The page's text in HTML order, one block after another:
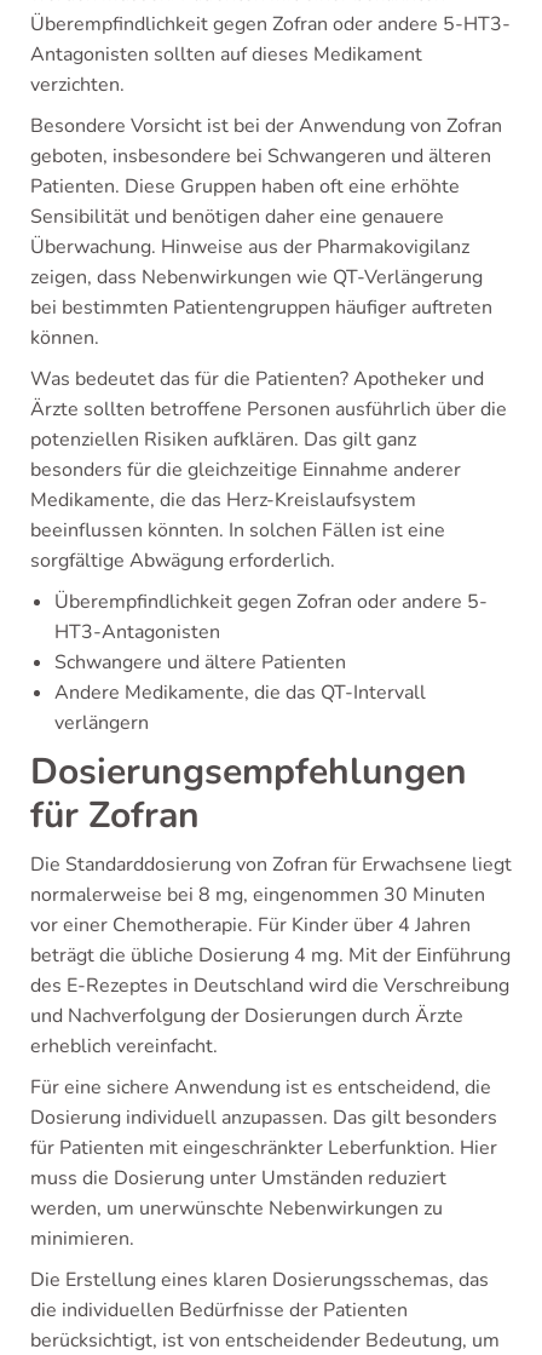
Überempfindlichkeit gegen Zofran oder andere 5-HT3-
Antagonisten sollten auf dieses Medikament
verzichten.
Besondere Vorsicht ist bei der Anwendung von Zofran
geboten, insbesondere bei Schwangeren und älteren
Patienten. Diese Gruppen haben oft eine erhöhte
Sensibilität und benötigen daher eine genauere
Überwachung. Hinweise aus der Pharmakovigilanz
zeigen, dass Nebenwirkungen wie QT-Verlängerung
bei bestimmten Patientengruppen häufiger auftreten
können.
Was bedeutet das für die Patienten? Apotheker und
Ärzte sollten betroffene Personen ausführlich über die
potenziellen Risiken aufklären. Das gilt ganz
besonders für die gleichzeitige Einnahme anderer
Medikamente, die das Herz-Kreislaufsystem
beeinflussen könnten. In solchen Fällen ist eine
sorgfältige Abwägung erforderlich.
Überempfindlichkeit gegen Zofran oder andere 5-
HT3-Antagonisten
Schwangere und ältere Patienten
Andere Medikamente, die das QT-Intervall
verlängern
Dosierungsempfehlungen
für Zofran
Die Standarddosierung von Zofran für Erwachsene liegt
normalerweise bei 8 mg, eingenommen 30 Minuten
vor einer Chemotherapie. Für Kinder über 4 Jahren
beträgt die übliche Dosierung 4 mg. Mit der Einführung
des E-Rezeptes in Deutschland wird die Verschreibung
und Nachverfolgung der Dosierungen durch Ärzte
erheblich vereinfacht.
Für eine sichere Anwendung ist es entscheidend, die
Dosierung individuell anzupassen. Das gilt besonders
für Patienten mit eingeschränkter Leberfunktion. Hier
muss die Dosierung unter Umständen reduziert
werden, um unerwünschte Nebenwirkungen zu
minimieren.
Die Erstellung eines klaren Dosierungsschemas, das
die individuellen Bedürfnisse der Patienten
berücksichtigt, ist von entscheidender Bedeutung, um